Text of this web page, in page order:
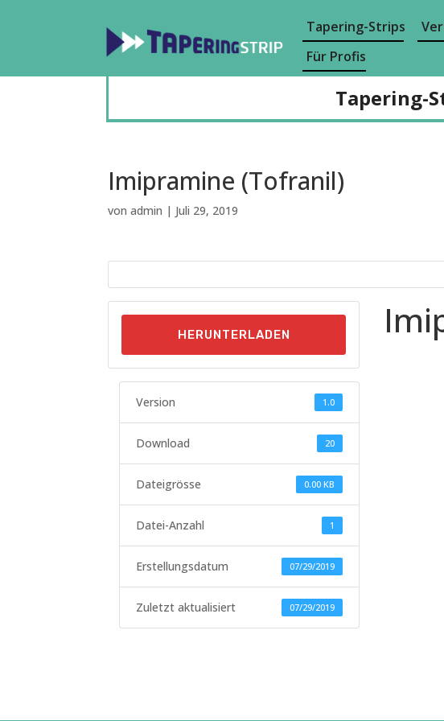
Tapering-Strips
Für Profis
Tapering-
Imipramine (Tofranil)
vonadmin | Juli 29, 2019
HERUNTERLADEN
Version 1.0
Download 20
Dateigrösse 0.00 KB
Datei-Anzahl 1
Erstellungsdatum 07/29/2019
Zuletzt aktualisiert 07/29/2019